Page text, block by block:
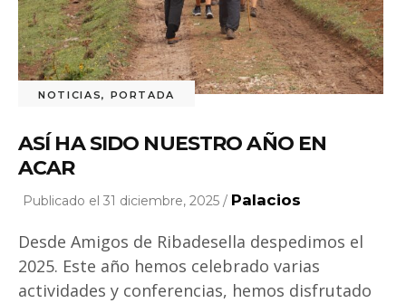
NOTICIAS, PORTADA
ASÍ HA SIDO NUESTRO AÑO EN
ACAR
Publicado el 31 diciembre, 2025 / Palacios
Desde Amigos de Ribadesella despedimos el
2025. Este año hemos celebrado varias
actividades y conferencias, hemos disfrutado